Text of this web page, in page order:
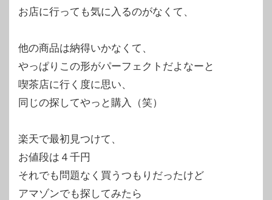
お店に行っても気に入るのがなくて、
他の商品は納得いかなくて、
やっぱりこの形がパーフェクトだよなーと
喫茶店に行く度に思い、
同じの探してやっと購入（笑）
楽天で最初見つけて、
お値段は４千円
それでも問題なく買うつもりだったけど
アマゾンでも探してみたら